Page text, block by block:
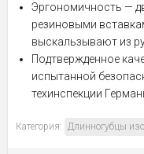
Эргономичность —
резиновыми
выскальзывают из
Подтвержденное
испытанной
техинспекции
Категория: Длинногубцы